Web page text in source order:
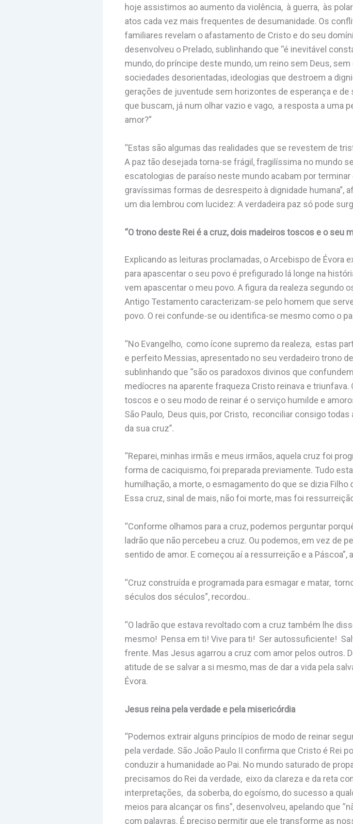
hoje assistimos ao aumento da violência, à guerra, às
atos cada vez mais frequentes de desumanidade. Os
familiares revelam o afastamento de Cristo e do seu
desenvolveu o Prelado, sublinhando que “é inevitável
mundo, do príncipe deste mundo, um reino sem Deus,
sociedades desorientadas, ideologias que destroem a
gerações de juventude sem horizontes de esperança e de
que buscam, já num olhar vazio e vago, a resposta a uma
amor?”
“Estas são algumas das realidades que se revestem de
A paz tão desejada torna-se frágil, fragilíssima no mundo
escatologias de paraíso neste mundo acabam por
gravíssimas formas de desrespeito à dignidade humana”,
um dia lembrou com lucidez: A verdadeira paz só pode
“O trono deste Rei é a cruz, dois madeiros toscos e o seu
Explicando as leituras proclamadas, o Arcebispo de Évora
para apascentar o seu povo é prefigurado lá longe na
vem apascentar o meu povo. A figura da realeza segundo
Antigo Testamento caracterizam-se pelo homem que
povo. O rei confunde-se ou identifica-se mesmo como o
“No Evangelho, como ícone supremo da realeza, estas
e perfeito Messias, apresentado no seu verdadeiro trono
sublinhando que “são os paradoxos divinos que
medíocres na aparente fraqueza Cristo reinava e
toscos e o seu modo de reinar é o serviço humilde e
São Paulo, Deus quis, por Cristo, reconciliar consigo
da sua cruz”.
“Reparei, minhas irmãs e meus irmãos, aquela cruz foi
forma de caciquismo, foi preparada previamente. Tudo
humilhação, a morte, o esmagamento do que se dizia Filho
Essa cruz, sinal de mais, não foi morte, mas foi
“Conforme olhamos para a cruz, podemos perguntar
ladrão que não percebeu a cruz. Ou podemos, em vez de
sentido de amor. E começou aí a ressurreição e a Páscoa”,
“Cruz construída e programada para esmagar e matar,
séculos dos séculos”, recordou..
“O ladrão que estava revoltado com a cruz também lhe
mesmo! Pensa em ti! Vive para ti! Ser autossuficiente!
frente. Mas Jesus agarrou a cruz com amor pelos outros.
atitude de se salvar a si mesmo, mas de dar a vida pela
Évora.
Jesus reina pela verdade e pela misericórdia
“Podemos extrair alguns princípios de modo de reinar
pela verdade. São João Paulo II confirma que Cristo é Rei
conduzir a humanidade ao Pai. No mundo saturado de
precisamos do Rei da verdade, eixo da clareza e da reta
interpretações, da soberba, do egoísmo, do sucesso a
meios para alcançar os fins”, desenvolveu, apelando que
com palavras. É preciso permitir que ele transforme as